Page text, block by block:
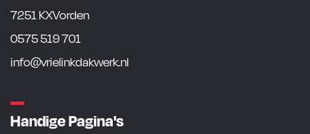
7251 KXVorden
0575 519 701
info@vrielinkdakwerk.nl
Handige Pagina's